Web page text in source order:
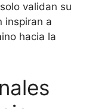
validan su
inspiran a
hacia la